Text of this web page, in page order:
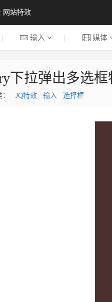
网站特效
| 输入 | 媒体
下拉弹出多选
： JQ特效 输入 选择框